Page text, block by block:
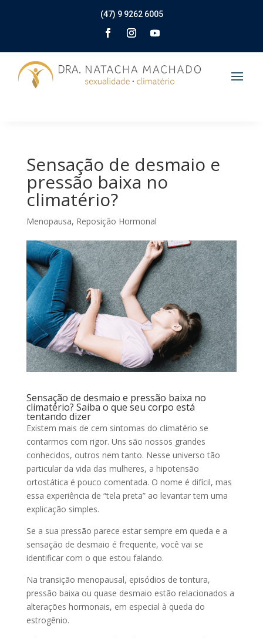
(47) 9 9262 6005
Sensação de desmaio e
pressão baixa no
climatério?
Menopausa, Reposição Hormonal
Sensação de desmaio e pressão baixa no
climatério? Saiba o que seu corpo está
tentando dizer
Existem mais de cem sintomas do climatério se
contarmos com rigor. Uns são nossos grandes
conhecidos, outros nem tanto. Nesse universo tão
particular da vida das mulheres, a hipotensão
ortostática é pouco comentada. O nome é difícil, mas
essa experiência de “tela preta” ao levantar tem uma
explicação simples.
Se a sua pressão parece estar sempre em queda e a
sensação de desmaio é frequente, você vai se
identificar com o que estou falando.
Na transição menopausal, episódios de tontura,
pressão baixa ou quase desmaio estão relacionados a
alterações hormonais, em especial à queda do
estrogênio.